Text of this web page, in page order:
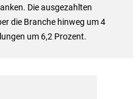
Die ausgezahlten
die Branche hinweg um 4
um 6,2 Prozent.